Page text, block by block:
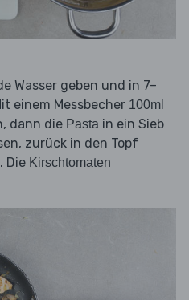
Wasser geben und in 7–
einem Messbecher 100ml
dann die Pasta in ein Sieb
zurück in den Topf
Die Kirschtomaten